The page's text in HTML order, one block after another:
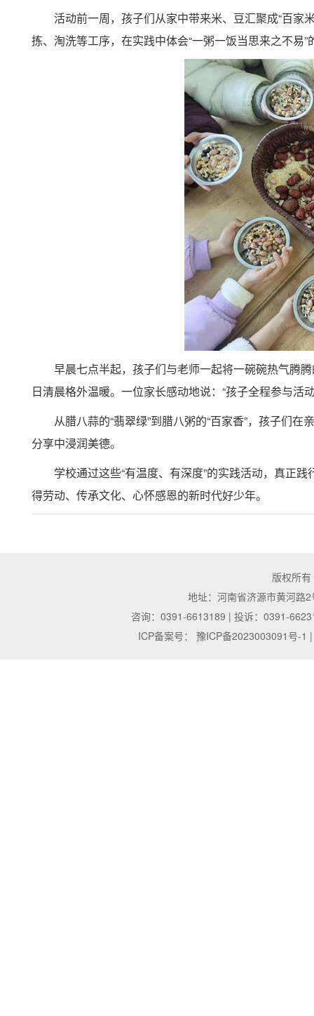
活动前一周，孩子们从家中带来米、豆汇聚成“百家
拣、淘洗等工序，在实践中体会“一粥一饭当思来之不
早晨七点半起，孩子们与老师一起将一碗碗热气腾
日清晨格外温暖。一位家长感动地说：“孩子全程参与活
从腊八蒜的“翡翠绿”到腊八粥的“百家香”，孩子们
分享中浸润美德。
学校通过这些“有温度、有深度”的实践活动，真正
得劳动、传承文化、心怀感恩的新时代好少年。
版权所
地址：河南省济源市黄河路
咨询：0391-6613189 | 投诉：0391-
ICP备案号：
豫ICP备2023003091号-1